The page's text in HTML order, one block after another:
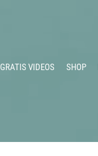
GRATIS VIDEOS SHOP